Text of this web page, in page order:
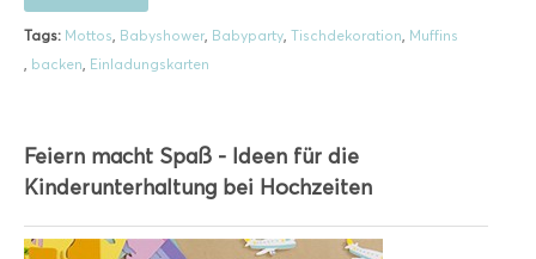
Tags: Mottos, Babyshower, Babyparty, Tischdekoration, Muffins
, backen, Einladungskarten
Feiern macht Spaß - Ideen für die
Kinderunterhaltung bei Hochzeiten